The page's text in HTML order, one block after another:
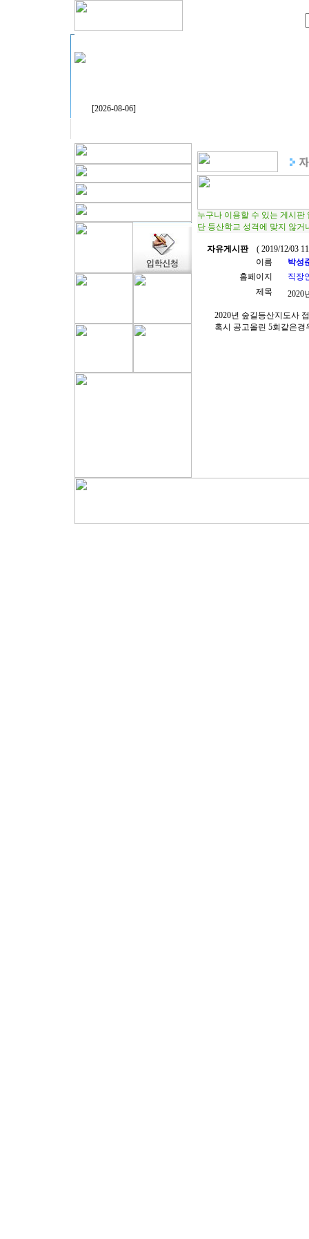
[2026-08-06]
누구나 이용할 수 있는 게시판
단 등산학교 성격에 맞지 않
자유게시판( 2019/12/03
이름
박성
홈페이지
직장
제목
2020
2020년 숲길등산지도사
혹시 공고올린 5회같은